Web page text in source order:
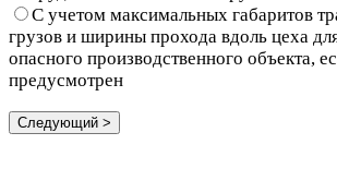
С учетом максимальных габаритов
грузов и ширины прохода вдоль цеха
опасного производственного объекта,
предусмотрен